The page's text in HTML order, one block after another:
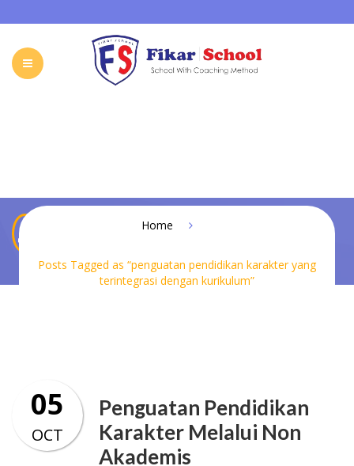
FIKAR SCHOOL ONLINE CONTACT INDONESIA
penguatan pendidikan karakter yang
Home
Posts Tagged as “penguatan pendidikan karakter yang
terintegrasi dengan kurikulum”
Penguatan Pendidikan
Karakter Melalui Non
Akademis
05
OCT